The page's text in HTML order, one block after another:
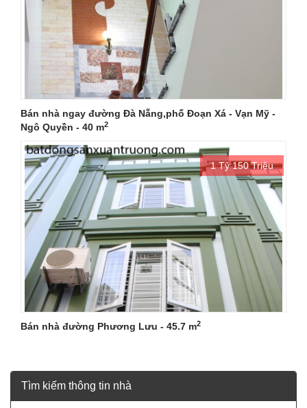
Bán nhà ngay đường Đà Nẵng,phố Đoạn Xá - Vạn Mỹ -
Ngô Quyền - 40 m2
1 Tỷ 150 Triệu
Bán nhà đường Phương Lưu - 45.7 m2
Tìm kiếm thông tin nhà